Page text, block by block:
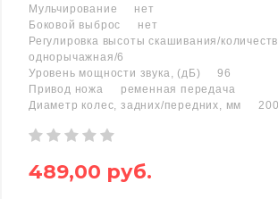
Мульчирование нет
Боковой выброс нет
Регулировка высоты скашивания/
однорычажная/6
Уровень мощности звука, (дБ) 96
Привод ножа ременная передача
Диаметр колес, задних/передних, мм
489,00 руб.